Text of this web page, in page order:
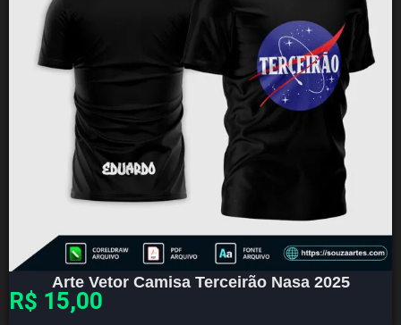
Arte Vetor Camisa Terceirão Nasa 2025
R$ 15,00